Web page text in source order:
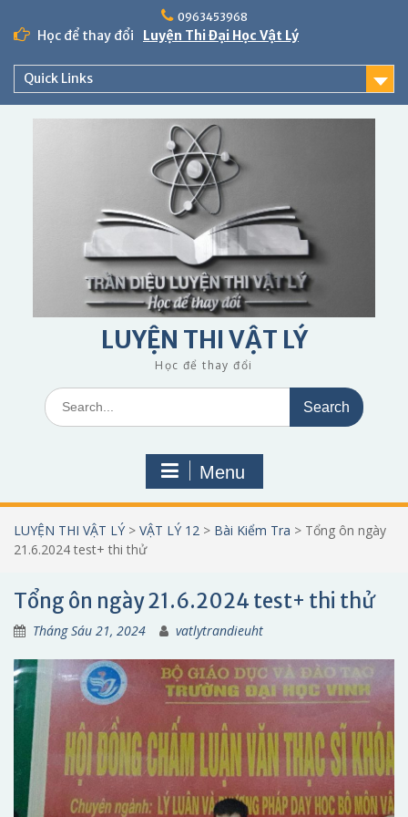
content
0963453968
Học để thay đổi Luyện Thi Đại Học Vật Lý
Quick Links
LUYỆN THI VẬT LÝ
Học để thay đổi
Search
for:
Menu
LUYỆN THI VẬT LÝ > VẬT LÝ 12 > Bài Kiểm Tra > Tổng ôn ngày
21.6.2024 test+ thi thử
Tổng ôn ngày 21.6.2024 test+ thi thử
Tháng Sáu 21, 2024 vatlytrandieuht